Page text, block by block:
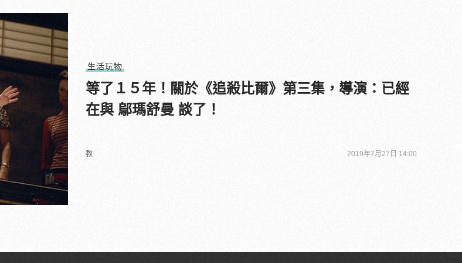
生活玩物
等了１５年！關於《追殺比爾》第三集，導演：已經
在與 鄔瑪舒曼 談了！
教 2019年7月27日 14:00